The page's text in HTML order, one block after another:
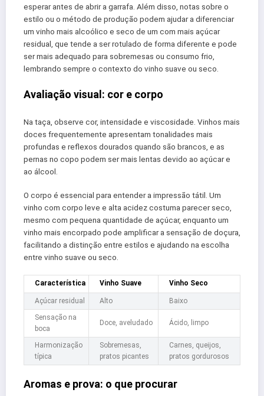
esperar antes de abrir a garrafa. Além disso, notas sobre o
estilo ou o método de produção podem ajudar a diferenciar
um vinho mais alcoólico e seco de um com mais açúcar
residual, que tende a ser rotulado de forma diferente e pode
ser mais adequado para sobremesas ou consumo frio,
lembrando sempre o contexto do vinho suave ou seco.
Avaliação visual: cor e corpo
Na taça, observe cor, intensidade e viscosidade. Vinhos mais
doces frequentemente apresentam tonalidades mais
profundas e reflexos dourados quando são brancos, e as
pernas no copo podem ser mais lentas devido ao açúcar e
ao álcool.
O corpo é essencial para entender a impressão tátil. Um
vinho com corpo leve e alta acidez costuma parecer seco,
mesmo com pequena quantidade de açúcar, enquanto um
vinho mais encorpado pode amplificar a sensação de doçura,
facilitando a distinção entre estilos e ajudando na escolha
entre vinho suave ou seco.
Característica Vinho Suave Vinho Seco
Açúcar residual Alto
Baixo
Sensação na
boca
Doce, aveludado Ácido, limpo
Harmonização
típica
Sobremesas,
pratos picantes
Carnes, queijos,
pratos gordurosos
Aromas e prova: o que procurar